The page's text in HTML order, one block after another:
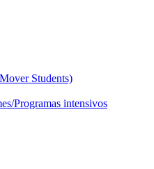
Students)
Programas intensivos